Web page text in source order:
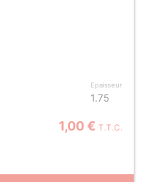
Epaisseur
1.75
1,00 € T.T.C.